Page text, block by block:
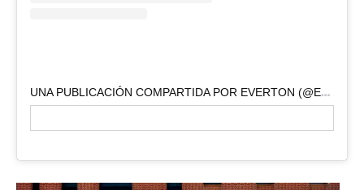
U
NA PUBLICACIÓN COMPARTIDA POR EVERTON (@EVERTON)